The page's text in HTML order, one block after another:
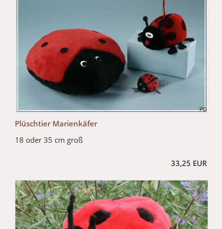
Plüschtier Marienkäfer
18 oder 35 cm groß
33,25 EUR